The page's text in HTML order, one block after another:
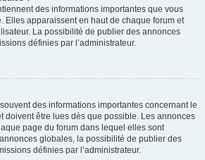
des informations importantes que vous
Elles apparaissent en haut de chaque forum et
La possibilité de publier des annonces
définies par l’administrateur.
des informations importantes concernant le
doivent être lues dès que possible. Les annonces
page du forum dans lequel elles sont
globales, la possibilité de publier des
définies par l’administrateur.